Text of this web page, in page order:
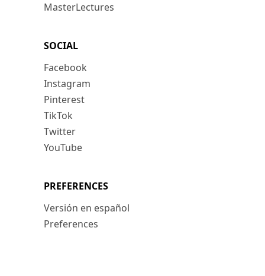
MasterLectures
SOCIAL
Facebook
Instagram
Pinterest
TikTok
Twitter
YouTube
PREFERENCES
Versión en español
Preferences